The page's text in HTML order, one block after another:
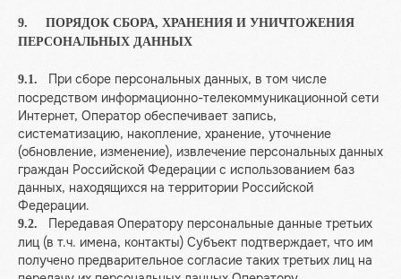
9. ПОРЯДОК СБОРА, ХРАНЕНИЯ И УНИЧТОЖЕНИЯ
ПЕРСОНАЛЬНЫХ ДАННЫХ
9.1. При сборе персональных данных, в том числе
посредством информационно-телекоммуникационной сети
Интернет, Оператор обеспечивает запись,
систематизацию, накопление, хранение, уточнение
(обновление, изменение), извлечение персональных данных
граждан Российской Федерации с использованием баз
данных, находящихся на территории Российской
Федерации.
9.2. Передавая Оператору персональные данные третьих
лиц (в т.ч. имена, контакты) Субъект подтверждает, что им
получено предварительное согласие таких третьих лиц на
*Instagram и WhatsApp принадлежат
Meta и запрещены в РФ
политика обработки персональных данных
согласие на обработку персональных данных
согласие на рассылку
Написать в WhatsApp*
+7 (903) 792 42 62
INST* TG
ВК